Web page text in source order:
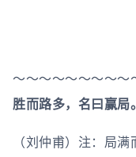
～～～～～～～～～
胜而路多，名曰赢局
（刘仲甫）注：局